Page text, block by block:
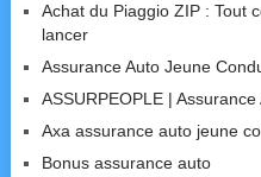
Achat du Piaggio ZIP : Tout
lancer
Assurance Auto Jeune
ASSURPEOPLE |
Axa assurance auto jeune
Bonus assurance auto